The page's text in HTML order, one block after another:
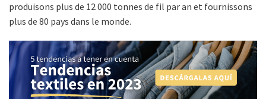
produisons plus de 12 000 tonnes de fil par an et fournissons
plus de 80 pays dans le monde.